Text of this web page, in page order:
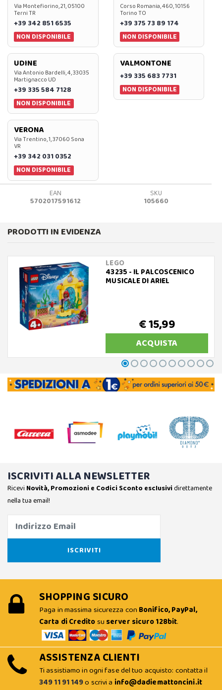
Via Montefiorino, 21, 05100
Terni TR
+39 342 851 6535
NON DISPONIBILE
Corso Romania, 460, 10156
Torino TO
+39 375 73 89 174
NON DISPONIBILE
UDINE
Via Antonio Bardelli, 4, 33035
Martignacco UD
+39 335 584 7128
NON DISPONIBILE
VALMONTONE
+39 335 683 7731
NON DISPONIBILE
VERONA
Via Trentino, 1, 37060 Sona
VR
+39 342 031 0352
NON DISPONIBILE
EAN
5702017591612
SKU
105660
PRODOTTI IN EVIDENZA
LEGO
43235 - IL PALCOSCENICO
MUSICALE DI ARIEL
€ 15,99
ACQUISTA
ISCRIVITI ALLA NEWSLETTER
Ricevi Novità, Promozioni e Codici Sconto esclusividirettamente
nella tua email!
SHOPPING SICURO
Paga in massima sicurezza con Bonifico, PayPal,
Carta di Creditosu server sicuro 128bit.
ASSISTENZA CLIENTI
Ti assistiamo in ogni fase del tuo acquisto: contatta il
349 11 91 149o scrivi a info@dadiemattoncini.it